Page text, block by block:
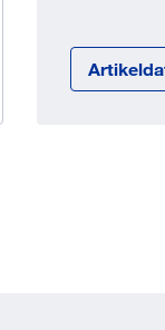
OCI
Warenwirtschaft